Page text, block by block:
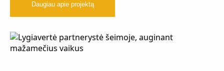
Daugiau apie projektą